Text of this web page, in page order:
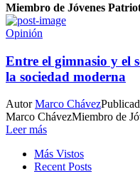
Miembro de Jóvenes
Opinión
Entre el gimnasio y el
la sociedad moderna
AutorMarco Chávez
Marco ChávezMiembro de
Leer más
Más Vistos
Recent Posts